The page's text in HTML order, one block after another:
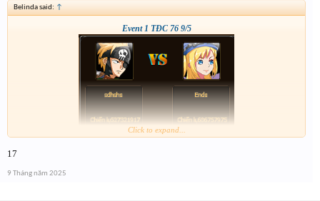
Belinda said: ↑
Event 1 TĐC 76 9/5
Click to expand...
17
9 Tháng năm 2025